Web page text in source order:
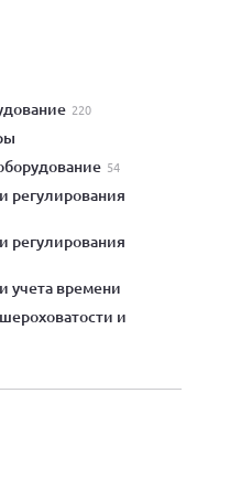
220
54
учета времени